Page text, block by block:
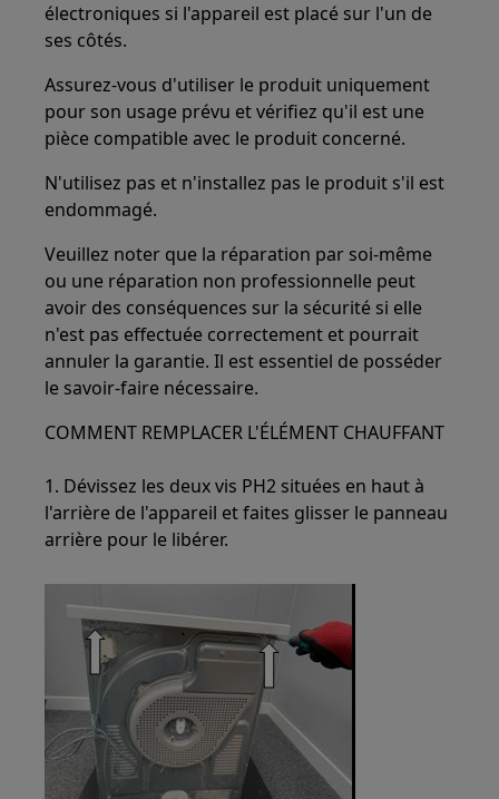
électroniques si l'appareil est placé sur l'un de
ses côtés.
Assurez-vous d'utiliser le produit uniquement
pour son usage prévu et vérifiez qu'il est une
pièce compatible avec le produit concerné.
N'utilisez pas et n'installez pas le produit s'il est
endommagé.
Veuillez noter que la réparation par soi-même
ou une réparation non professionnelle peut
avoir des conséquences sur la sécurité si elle
n'est pas effectuée correctement et pourrait
annuler la garantie. Il est essentiel de posséder
le savoir-faire nécessaire.
COMMENT REMPLACER L'ÉLÉMENT CHAUFFANT
1. Dévissez les deux vis PH2 situées en haut à
l'arrière de l'appareil et faites glisser le panneau
arrière pour le libérer.